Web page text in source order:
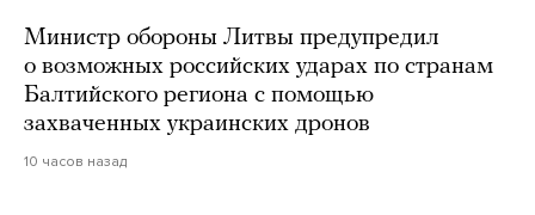
Министр обороны Литвы предупредил
о возможных российских ударах по странам
Балтийского региона с помощью
захваченных украинских дронов
10 часов назад